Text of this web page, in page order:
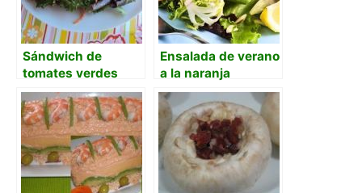
Sándwich de
tomates verdes
fritos, bacón,
mozzarella, brotes
de lechuga y salta
tártara.
Ensalada de verano
a la naranja